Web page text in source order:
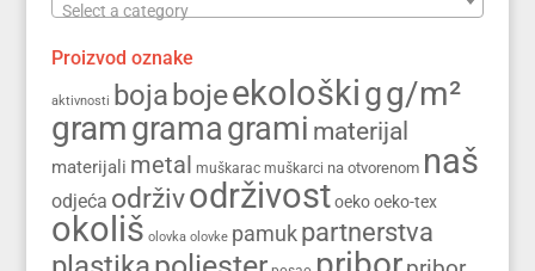
Select a category
Proizvod oznake
aktivnosti boja bojeekološkigg/m²
gramgramagrami materijal
materijali metal muškarac muškarci na otvorenom naš
odjeća održivodrživost oeko oeko-tex
okoliš olovka olovke pamuk partnerstva